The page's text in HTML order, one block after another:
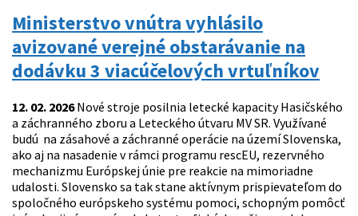
Ministerstvo vnútra vyhlásilo
avizované verejné obstarávanie na
dodávku 3 viacúčelových vrtuľníkov
12. 02. 2026Nové stroje posilnia letecké kapacity Hasičského
a záchranného zboru a Leteckého útvaru MV SR. Využívané
budú na zásahové a záchranné operácie na území Slovenska,
ako aj na nasadenie v rámci programu rescEU, rezervného
mechanizmu Európskej únie pre reakcie na mimoriadne
udalosti. Slovensko sa tak stane aktívnym prispievateľom do
spoločného európskeho systému pomoci, schopným pomôcť